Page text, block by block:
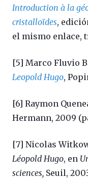
Introduction à la
cristalloïdes,
el mismo enlace,
[5] Marco Fluvio
Leopold Hugo,
[6] Raymon
Hermann, 2009
[7] Nicolas
Léopold Hugo, en
sciences, Seuil,